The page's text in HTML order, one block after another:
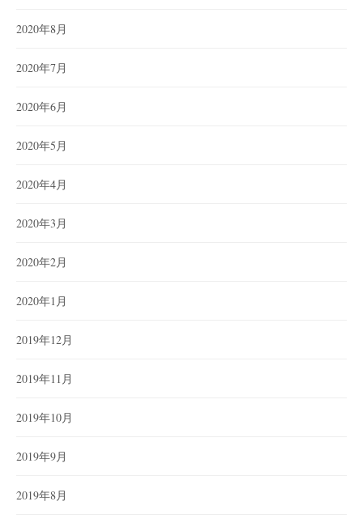
2020年8月
2020年7月
2020年6月
2020年5月
2020年4月
2020年3月
2020年2月
2020年1月
2019年12月
2019年11月
2019年10月
2019年9月
2019年8月